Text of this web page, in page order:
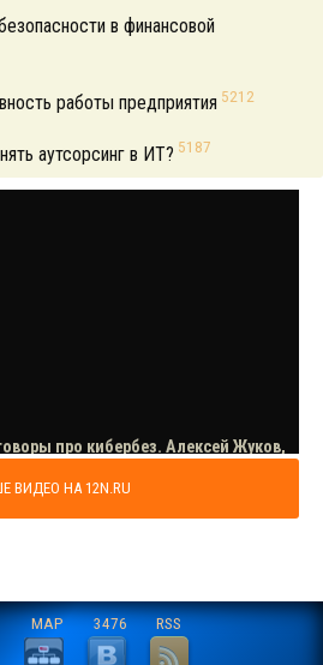
в финансовой
работы предприятия 5212
аутсорсинг в ИТ? 5187
ВИДЕО НА 12N.RU
MAP 3476 RSS